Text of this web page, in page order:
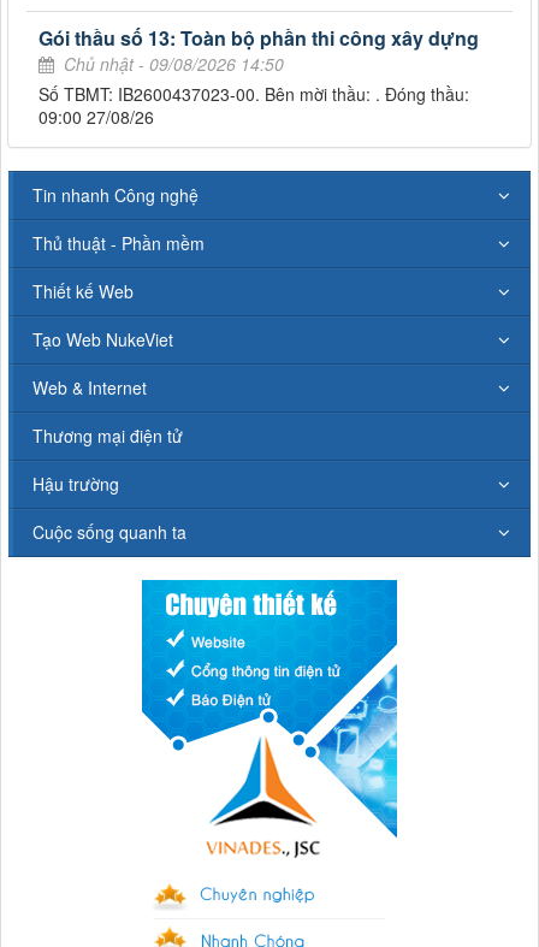
Gói thầu số 13: Toàn bộ phần thi công xây dựng
Chủ nhật - 09/08/2026 14:50
Số TBMT: IB2600437023-00. Bên mời thầu: . Đóng thầu:
09:00 27/08/26
Tin nhanh Công nghệ
Thủ thuật - Phần mềm
Thiết kế Web
Tạo Web NukeViet
Web & Internet
Thương mại điện tử
Hậu trường
Cuộc sống quanh ta